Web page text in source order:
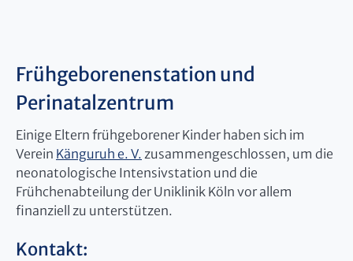
Frühgeborenenstation und
Perinatalzentrum
Einige Eltern frühgeborener Kinder haben sich im
Verein Känguruh e. V. zusammengeschlossen, um die
neonatologische Intensivstation und die
Frühchenabteilung der Uniklinik Köln vor allem
finanziell zu unterstützen.
Kontakt: